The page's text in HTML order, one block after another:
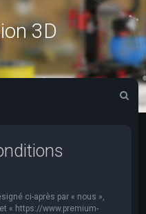
3D
ci-après par « nous »,
« https://www.premium-